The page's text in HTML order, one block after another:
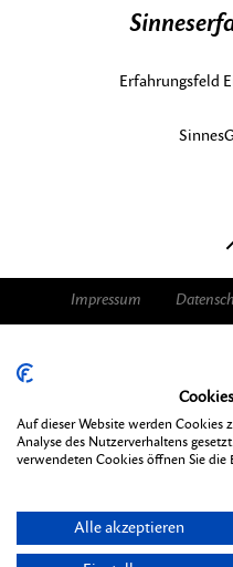
Erfahrungsfeld
Impressum
Auf dieser Website werden Cookies
Analyse des Nutzerverhaltens
verwendeten Cookies öffnen Sie die
Alle akzeptieren